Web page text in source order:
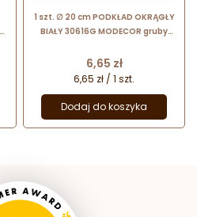
1 szt. ∅ 20 cm PODKŁAD OKRĄGŁY
BIAŁY 30616G MODECOR gruby
1.2 cm
Cena
6,65 zł
6,65 zł / 1 szt.
Dodaj do koszyka